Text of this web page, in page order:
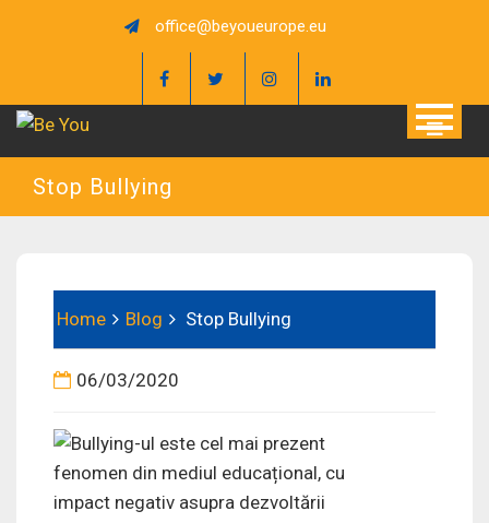
office@beyoueurope.eu
Stop Bullying
Home Blog Stop Bullying
06/03/2020